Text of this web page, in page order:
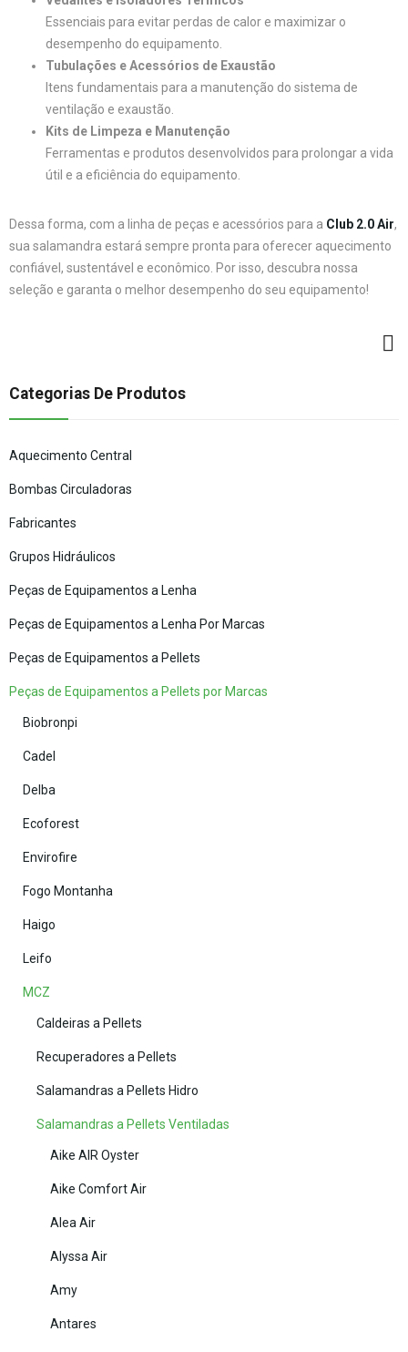
Essenciais para evitar perdas de calor e maximizar o
desempenho do equipamento.
Tubulações e Acessórios de Exaustão
Itens fundamentais para a manutenção do sistema de
ventilação e exaustão.
Kits de Limpeza e Manutenção
Ferramentas e produtos desenvolvidos para prolongar a vida
útil e a eficiência do equipamento.
Dessa forma, com a linha de peças e acessórios para a Club 2.0 Air,
sua salamandra estará sempre pronta para oferecer aquecimento
confiável, sustentável e econômico. Por isso, descubra nossa
seleção e garanta o melhor desempenho do seu equipamento!
Categorias De Produtos
Aquecimento Central
Bombas Circuladoras
Fabricantes
Grupos Hidráulicos
Peças de Equipamentos a Lenha
Peças de Equipamentos a Lenha Por Marcas
Peças de Equipamentos a Pellets
Peças de Equipamentos a Pellets por Marcas
Biobronpi
Cadel
Delba
Ecoforest
Envirofire
Fogo Montanha
Haigo
Leifo
MCZ
Caldeiras a Pellets
Recuperadores a Pellets
Salamandras a Pellets Hidro
Salamandras a Pellets Ventiladas
Aike AIR Oyster
Aike Comfort Air
Alea Air
Alyssa Air
Amy
Antares